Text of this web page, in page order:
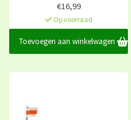
€16,99
Op voorraad
Toevoegen aan winkelwagen